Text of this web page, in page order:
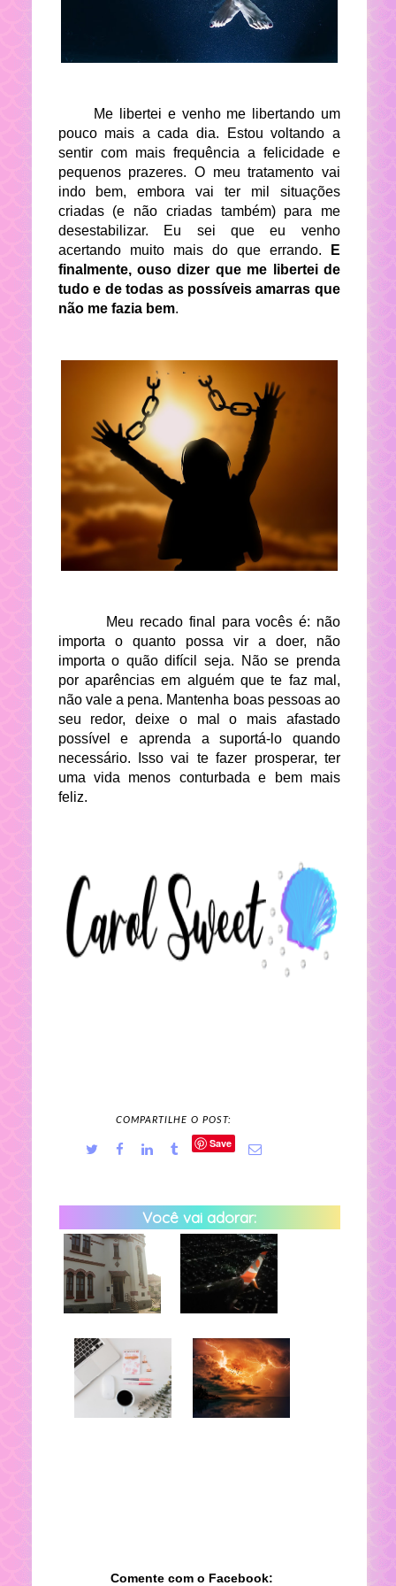
Me libertei e venho me libertando um
pouco mais a cada dia. Estou voltando a
sentir com mais frequência a felicidade e
pequenos prazeres. O meu tratamento vai
indo bem, embora vai ter mil situações
criadas (e não criadas também) para me
desestabilizar. Eu sei que eu venho
acertando muito mais do que errando.
E
finalmente, ouso dizer que me libertei de
tudo e de todas as possíveis amarras que
não me fazia bem.
Meu recado final para vocês é: não
importa o quanto possa vir a doer, não
importa o quão difícil seja. Não se prenda
por aparências em alguém que te faz mal,
não vale a pena. Mantenha boas pessoas ao
seu redor, deixe o mal o mais afastado
possível e aprenda a suportá-lo quando
necessário. Isso vai te fazer prosperar, ter
uma vida menos conturbada e bem mais
feliz.
COMPARTILHE O POST:
Save
Você vai adorar:
Comente com o Facebook: